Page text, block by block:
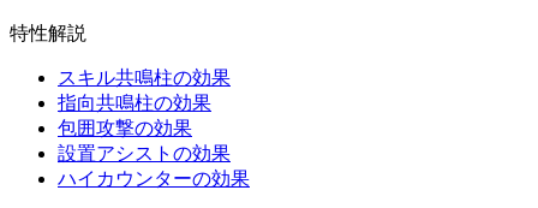
特性解説
スキル共鳴柱の効果
指向共鳴柱の効果
包囲攻撃の効果
設置アシストの効果
ハイカウンターの効果